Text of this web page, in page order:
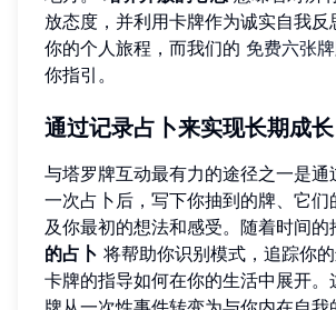
放态度，并利用卡牌作为诚实自我反
你的个人旅程，而我们的 免费六张
你指引。
通过记录占卜来实现长期成长
与塔罗牌互动最有力的途径之一是通
一次占卜后，写下你抽到的牌、它们
及你最初的想法和感受。随着时间的
的占卜 将帮助你识别模式，追踪你
卡牌的指导如何在你的生活中展开。